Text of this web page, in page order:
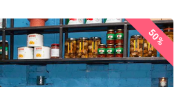
50%